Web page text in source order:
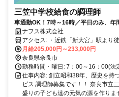
三笠中学校給食の調理師
車通勤OK！7時～16時／平日のみ、年
の調理師募集！美味しい昼食付
ナフス株式会社
アクセス: ・近鉄「新大宮」駅より徒歩13分 ・JR「奈良」駅より徒歩
17分
月給205,000円～233,000円
奈良県奈良市
勤務時間・曜日: 7：00～16：00(法
仕事内容: 創立昭和38年、歴史を持
ビス 調理師募集です！！ 奈良市立
盛りの子ども達の元気の源を作り